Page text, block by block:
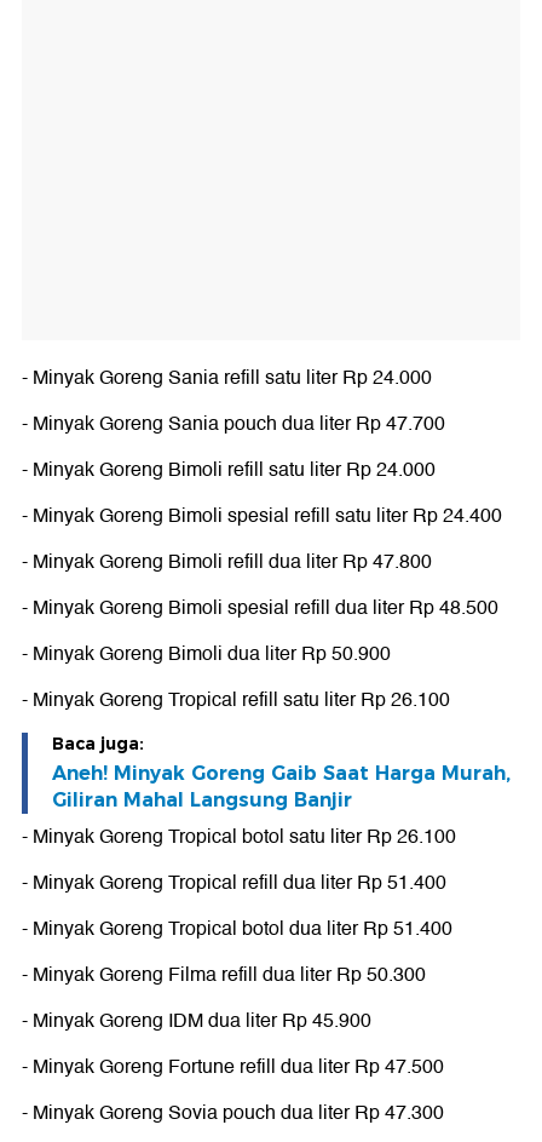
- Minyak Goreng Sania refill satu liter Rp 24.000
- Minyak Goreng Sania pouch dua liter Rp 47.700
- Minyak Goreng Bimoli refill satu liter Rp 24.000
- Minyak Goreng Bimoli spesial refill satu liter Rp 24.400
- Minyak Goreng Bimoli refill dua liter Rp 47.800
- Minyak Goreng Bimoli spesial refill dua liter Rp 48.500
- Minyak Goreng Bimoli dua liter Rp 50.900
- Minyak Goreng Tropical refill satu liter Rp 26.100
Baca juga:
Aneh! Minyak Goreng Gaib Saat Harga Murah,
Giliran Mahal Langsung Banjir
- Minyak Goreng Tropical botol satu liter Rp 26.100
- Minyak Goreng Tropical refill dua liter Rp 51.400
- Minyak Goreng Tropical botol dua liter Rp 51.400
- Minyak Goreng Filma refill dua liter Rp 50.300
- Minyak Goreng IDM dua liter Rp 45.900
- Minyak Goreng Fortune refill dua liter Rp 47.500
- Minyak Goreng Sovia pouch dua liter Rp 47.300